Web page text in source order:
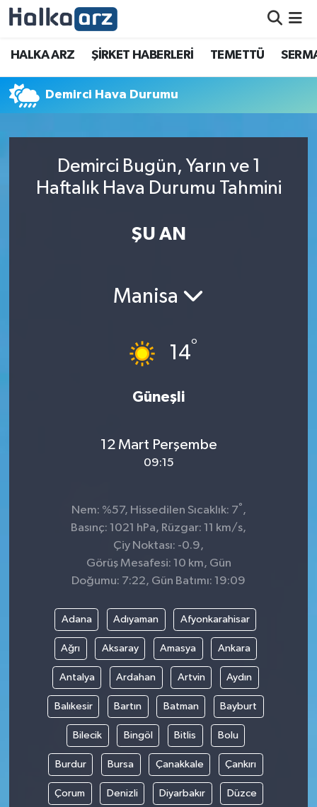
HALKA ARZ ŞİRKET HABERLERİ TEMETTÜ
Demirci Hava Durumu
Demirci Bugün, Yarın ve 1
Haftalık Hava Durumu Tahmini
ŞU AN
Manisa
14°
Güneşli
12 Mart Perşembe
09:15
Nem: %57, Hissedilen Sıcaklık: 7°,
Basınç: 1021 hPa, Rüzgar: 11 km/s,
Çiy Noktası: -0.9,
Görüş Mesafesi: 10 km, Gün
Doğumu: 7:22, Gün Batımı: 19:09
Adana Adıyaman Afyonkarahisar
Ağrı Aksaray Amasya Ankara
Antalya Ardahan Artvin Aydın
Balıkesir Bartın Batman Bayburt
Bilecik Bingöl Bitlis Bolu
Burdur Bursa Çanakkale Çankırı
Çorum Denizli Diyarbakır Düzce
HALKA ARZ
SERMAYE ARTIRIMI
TEMETTÜ
İletişim